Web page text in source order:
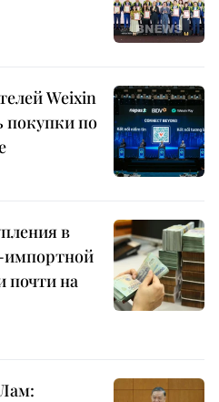
Weixin
покупки по
в
импортной
почти на